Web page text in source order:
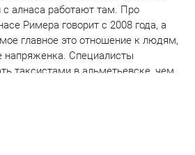
с алнаса работают там. Про
Римера говорит с 2008 года, а
главное это отношение к людям,
напряженка. Специалисты
таксистами в альметьевске, чем
вот с профсоюзом там настоящая
знает. А у них все хорошо
все сгорело, и погибло, а в